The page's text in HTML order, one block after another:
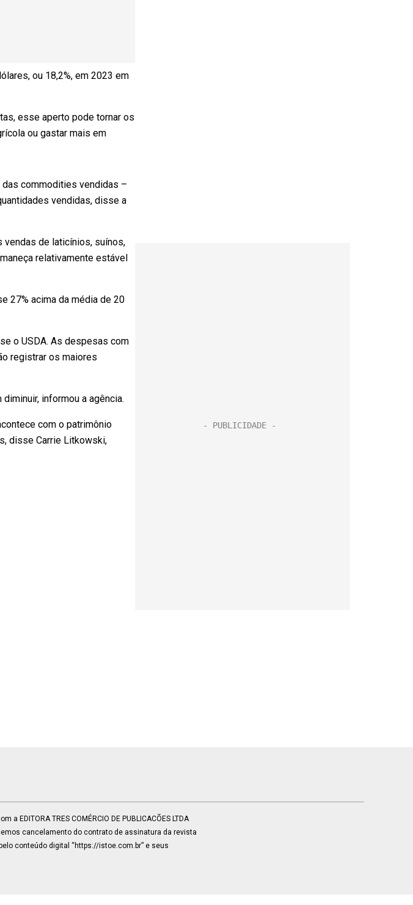
ou 18,2%, em 2023 em
esse aperto pode tornar os
ou gastar mais em
commodities vendidas –
vendidas, disse a
de laticínios, suínos,
relativamente estável
27% acima da média de 20
o USDA. As despesas com
registrar os maiores
informou a agência.
com o patrimônio
disse Carrie Litkowski,
EDITORA TRES COMÉRCIO DE PUBLICACÕES LTDA
cancelamento do contrato de assinatura da revista
conteúdo digital “https://istoe.com.br” e seus